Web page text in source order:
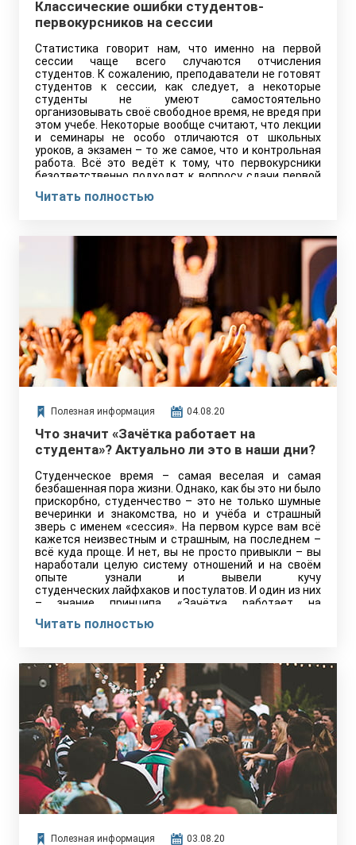
Классические ошибки студентов-
первокурсников на сессии
Статистика говорит нам, что именно на первой
сессии чаще всего случаются отчисления
студентов. К сожалению, преподаватели не готовят
студентов к сессии, как следует, а некоторые
студенты не умеют самостоятельно
организовывать своё свободное время, не вредя при
этом учебе. Некоторые вообще считают, что лекции
и семинары не особо отличаются от школьных
уроков, а экзамен – то же самое, что и контрольная
работа. Всё это ведёт к тому, что первокурсники
безответственно подходят к вопросу сдачи первой
Читать полностью
Полезная информация 04.08.20
Что значит «Зачётка работает на
студента»? Актуально ли это в наши дни?
Студенческое время – самая веселая и самая
безбашенная пора жизни. Однако, как бы это ни было
прискорбно, студенчество – это не только шумные
вечеринки и знакомства, но и учёба и страшный
зверь с именем «сессия». На первом курсе вам всё
кажется неизвестным и страшным, на последнем –
всё куда проще. И нет, вы не просто привыкли – вы
наработали целую систему отношений и на своём
опыте узнали и вывели кучу
студенческих лайфхаков и постулатов. И один из них
– знание принципа «Зачётка работает на
почему он работает в наши дни? Давайте
Читать полностью
Полезная информация 03.08.20